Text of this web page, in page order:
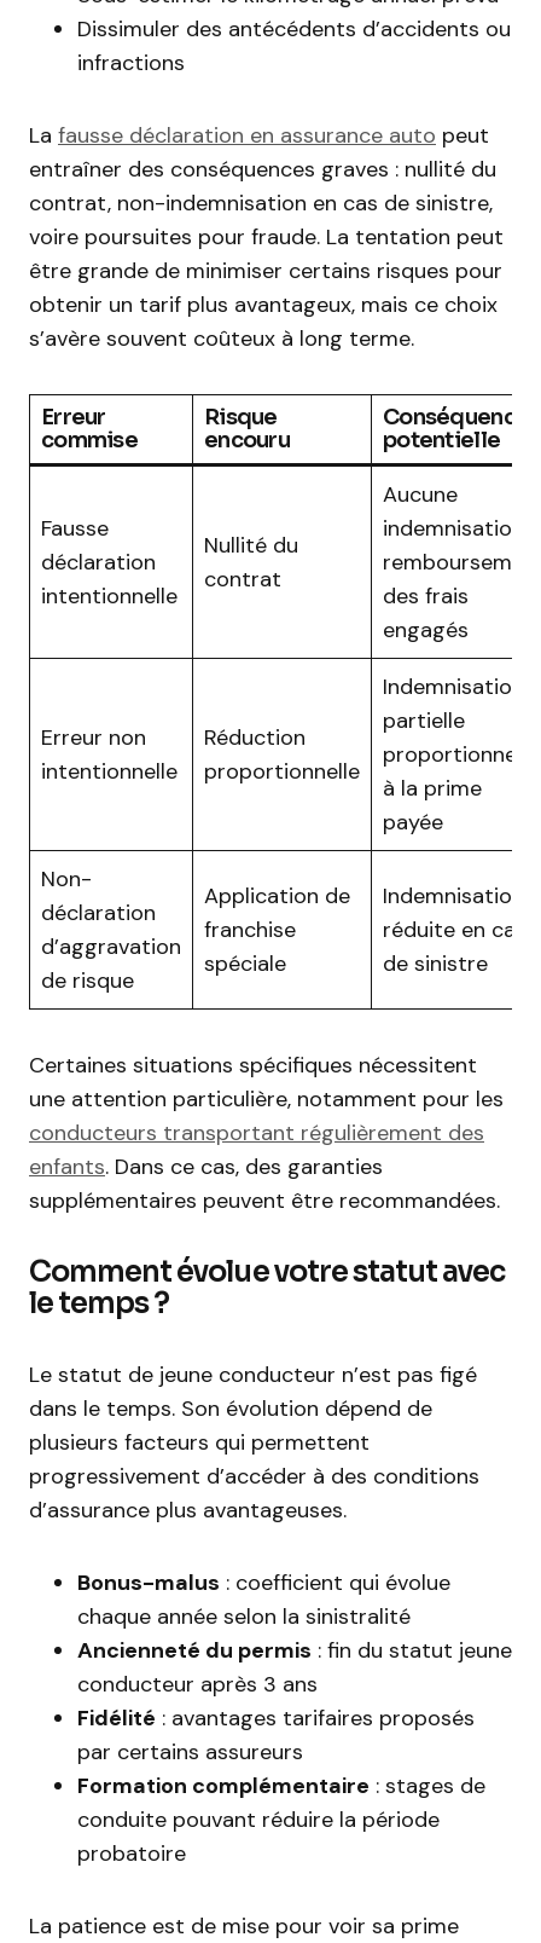
Dissimuler des antécédents d’accidents ou
infractions
La fausse déclaration en assurance auto peut
entraîner des conséquences graves : nullité du
contrat, non-indemnisation en cas de sinistre,
voire poursuites pour fraude. La tentation peut
être grande de minimiser certains risques pour
obtenir un tarif plus avantageux, mais ce choix
s’avère souvent coûteux à long terme.
Erreur
commise
Risque
encouru
Conséquence
potentielle
Fausse
déclaration
intentionnelle
Nullité du
contrat
Aucune
indemnisation +
des frais
engagés
Erreur non
intentionnelle
Réduction
proportionnelle
Indemnisation
partielle
proportionnelle
à la prime
payée
Non-
déclaration
d’aggravation
de risque
Application de
franchise
spéciale
Indemnisation
réduite en cas
de sinistre
Certaines situations spécifiques nécessitent
une attention particulière, notamment pour les
conducteurs transportant régulièrement des
enfants. Dans ce cas, des garanties
supplémentaires peuvent être recommandées.
Comment évolue votre statut avec
le temps ?
Le statut de jeune conducteur n’est pas figé
dans le temps. Son évolution dépend de
plusieurs facteurs qui permettent
progressivement d’accéder à des conditions
d’assurance plus avantageuses.
Bonus-malus : coefficient qui évolue
chaque année selon la sinistralité
Ancienneté du permis : fin du statut jeune
conducteur après 3 ans
Fidélité : avantages tarifaires proposés
par certains assureurs
Formation complémentaire : stages de
conduite pouvant réduire la période
probatoire
La patience est de mise pour voir sa prime